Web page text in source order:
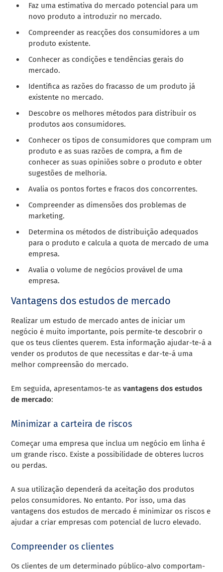
Faz uma estimativa do mercado potencial para um
novo produto a introduzir no mercado.
Compreender as reacções dos consumidores a um
produto existente.
Conhecer as condições e tendências gerais do
mercado.
Identifica as razões do fracasso de um produto já
existente no mercado.
Descobre os melhores métodos para distribuir os
produtos aos consumidores.
Conhecer os tipos de consumidores que compram um
produto e as suas razões de compra, a fim de
conhecer as suas opiniões sobre o produto e obter
sugestões de melhoria.
Avalia os pontos fortes e fracos dos concorrentes.
Compreender as dimensões dos problemas de
marketing.
Determina os métodos de distribuição adequados
para o produto e calcula a quota de mercado de uma
empresa.
Avalia o volume de negócios provável de uma
empresa.
Vantagens dos estudos de mercado
Realizar um estudo de mercado antes de iniciar um
negócio é muito importante, pois permite-te descobrir o
que os teus clientes querem. Esta informação ajudar-te-á a
vender os produtos de que necessitas e dar-te-á uma
melhor compreensão do mercado.
Em seguida, apresentamos-te asvantagens dos estudos
de mercado:
Minimizar a carteira de riscos
Começar uma empresa que inclua um negócio em linha é
um grande risco. Existe a possibilidade de obteres lucros
ou perdas.
A sua utilização dependerá da aceitação dos produtos
pelos consumidores. No entanto. Por isso, uma das
vantagens dos estudos de mercado é minimizar os riscos e
ajudar a criar empresas com potencial de lucro elevado.
Compreender os clientes
Os clientes de um determinado público-alvo comportam-